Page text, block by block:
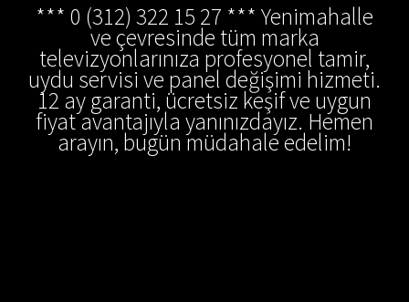
*** 0 (312) 322 15 27 *** Yenimahalle
ve çevresinde tüm marka
televizyonlarınıza profesyonel tamir,
uydu servisi ve panel değişimi hizmeti.
12 ay garanti, ücretsiz keşif ve uygun
fiyat avantajıyla yanınızdayız. Hemen
arayın, bugün müdahale edelim!